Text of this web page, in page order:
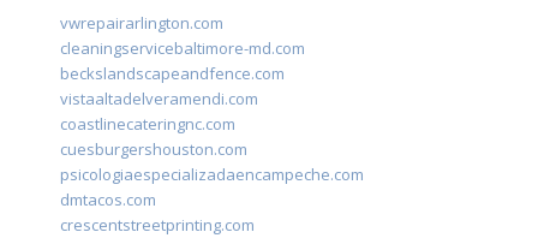
vwrepairarlington.com
cleaningservicebaltimore-md.com
beckslandscapeandfence.com
vistaaltadelveramendi.com
coastlinecateringnc.com
cuesburgershouston.com
psicologiaespecializadaencampeche.com
dmtacos.com
crescentstreetprinting.com